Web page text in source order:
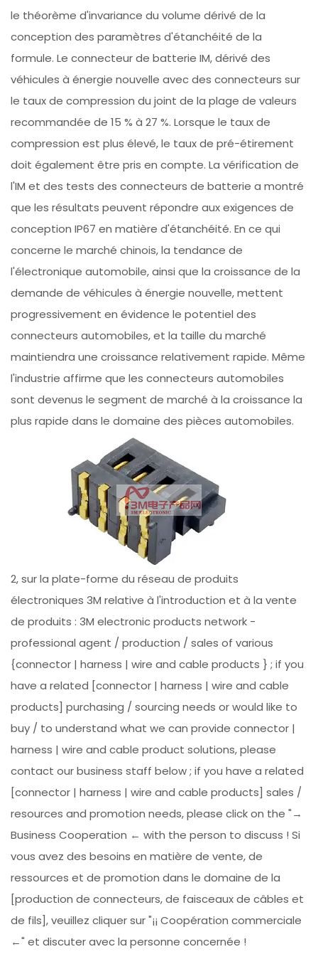
le théorème d'invariance du volume dérivé de la
conception des paramètres d'étanchéité de la
formule. Le connecteur de batterie IM, dérivé des
véhicules à énergie nouvelle avec des connecteurs sur
le taux de compression du joint de la plage de valeurs
recommandée de 15 % à 27 %. Lorsque le taux de
compression est plus élevé, le taux de pré-étirement
doit également être pris en compte. La vérification de
l'IM et des tests des connecteurs de batterie a montré
que les résultats peuvent répondre aux exigences de
conception IP67 en matière d'étanchéité. En ce qui
concerne le marché chinois, la tendance de
l'électronique automobile, ainsi que la croissance de la
demande de véhicules à énergie nouvelle, mettent
progressivement en évidence le potentiel des
connecteurs automobiles, et la taille du marché
maintiendra une croissance relativement rapide. Même
l'industrie affirme que les connecteurs automobiles
sont devenus le segment de marché à la croissance la
plus rapide dans le domaine des pièces automobiles.
2, sur la plate-forme du réseau de produits
électroniques 3M relative à l'introduction et à la vente
de produits : 3M electronic products network -
professional agent / production / sales of various
{connector | harness | wire and cable products } ; if you
have a related [connector | harness | wire and cable
products] purchasing / sourcing needs or would like to
buy / to understand what we can provide connector |
harness | wire and cable product solutions, please
contact our business staff below ; if you have a related
[connector | harness | wire and cable products] sales /
resources and promotion needs, please click on the "→
Business Cooperation ← with the person to discuss ! Si
vous avez des besoins en matière de vente, de
ressources et de promotion dans le domaine de la
[production de connecteurs, de faisceaux de câbles et
de fils], veuillez cliquer sur "¡¡ Coopération commerciale
←" et discuter avec la personne concernée !